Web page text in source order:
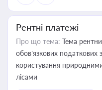
Рентні платежі
Про що тема: Тема
обов’язкових податкових
користування
лісами